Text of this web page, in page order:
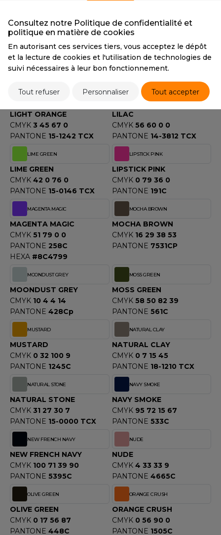
LAGOON BLUE
LAGOON BLUE
CMYK 82 27 37 10
PANTONE 18-4735 TCX
LAVENDER
LAVENDER
CMYK 18 20 5 1
PANTONE 2563C
#CBA3D8
LIGHT ORANGE
CMYK 3 45 67 0
PANTONE 15-1242 TCX
LILAC
CMYK 56 60 0 0
PANTONE 14-3812 TCX
LIME GREEN
LIME GREEN
CMYK 42 0 76 0
PANTONE 15-0146 TCX
LIPSTICK PINK
LIPSTICK PINK
CMYK 0 79 36 0
PANTONE 191C
MAGENTA MAGIC
MAGENTA MAGIC
CMYK 51 79 0 0
PANTONE 258C
HEXA #8C4799
MOCHA BROWN
MOCHA BROWN
CMYK 16 29 38 53
PANTONE 7531CP
MOONDUST GREY
MOONDUST GREY
CMYK 10 4 4 14
PANTONE 428Cp
MOSS GREEN
MOSS GREEN
CMYK 58 50 82 39
PANTONE 561C
MUSTARD
MUSTARD
CMYK 0 32 100 9
PANTONE 1245C
NATURAL CLAY
NATURAL CLAY
CMYK 0 7 15 45
PANTONE 18-1210 TCX
NATURAL STONE
NATURAL STONE
CMYK 31 27 30 7
PANTONE 15-0000 TCX
NAVY SMOKE
NAVY SMOKE
CMYK 95 72 15 67
PANTONE 533C
NEW FRENCH NAVY
NEW FRENCH NAVY
CMYK 100 71 39 90
PANTONE 5395C
NUDE
NUDE
CMYK 4 33 33 9
PANTONE 4665C
OLIVE GREEN
OLIVE GREEN
CMYK 0 17 56 87
PANTONE 448C
ORANGE CRUSH
ORANGE CRUSH
CMYK 0 56 90 0
PANTONE 1505C
Consultez notre Politique de confidentialité et
politique en matière de cookies
En autorisant ces services tiers, vous acceptez le dépôt
et la lecture de cookies et l'utilisation de technologies de
suivi nécessaires à leur bon fonctionnement.
Tout refuser Personnaliser Tout accepter